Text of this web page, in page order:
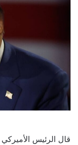
قال الرئيس